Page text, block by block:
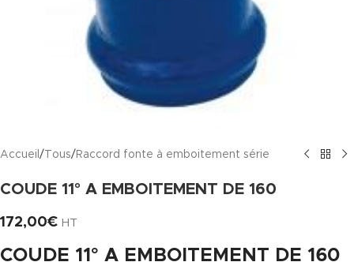
Accueil /Tous/ Raccord fonte à emboitement série
COUDE 11° A EMBOITEMENT DE 160
172,00€ HT
COUDE 11° A EMBOITEMENT DE 160